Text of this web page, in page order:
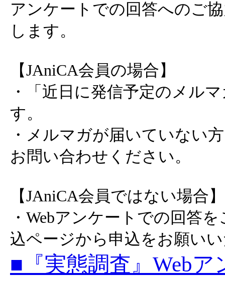
アンケートでの回答へのご
します。
【JAniCA会員の場合】
・「近日に発信予定のメル
す。
・メルマガが届いていない
お問い合わせください。
【JAniCA会員ではない場合】
・Webアンケートでの回答
込ページから申込をお願い
■『実態調査』Web